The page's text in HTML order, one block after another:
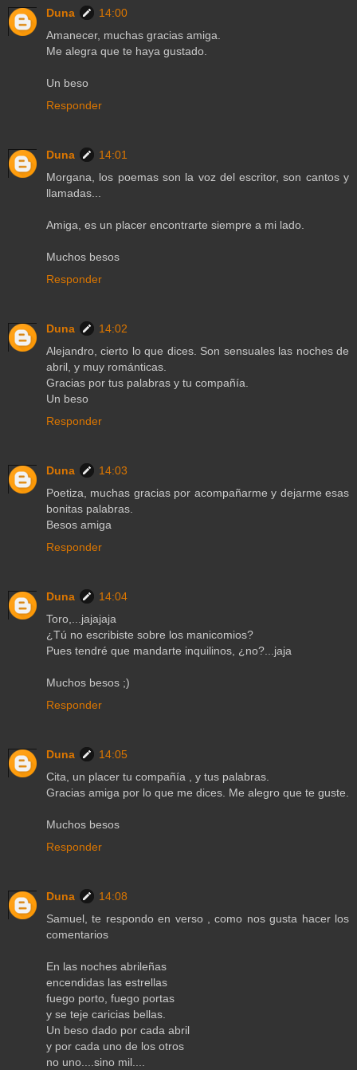
Duna
14:00
Amanecer, muchas gracias amiga.
Me alegra que te haya gustado.
Un beso
Responder
Duna
14:01
Morgana, los poemas son la voz del escritor, son cantos y
llamadas...
Amiga, es un placer encontrarte siempre a mi lado.
Muchos besos
Responder
Duna
14:02
Alejandro, cierto lo que dices. Son sensuales las noches de
abril, y muy románticas.
Gracias por tus palabras y tu compañía.
Un beso
Responder
Duna
14:03
Poetiza, muchas gracias por acompañarme y dejarme esas
bonitas palabras.
Besos amiga
Responder
Duna
14:04
Toro,...jajajaja
¿Tú no escribiste sobre los manicomios?
Pues tendré que mandarte inquilinos, ¿no?...jaja
Muchos besos ;)
Responder
Duna
14:05
Cita, un placer tu compañía , y tus palabras.
Gracias amiga por lo que me dices. Me alegro que te guste.
Muchos besos
Responder
Duna
14:08
Samuel, te respondo en verso , como nos gusta hacer los
comentarios
En las noches abrileñas
encendidas las estrellas
fuego porto, fuego portas
y se teje caricias bellas.
Un beso dado por cada abril
y por cada uno de los otros
no uno....sino mil....